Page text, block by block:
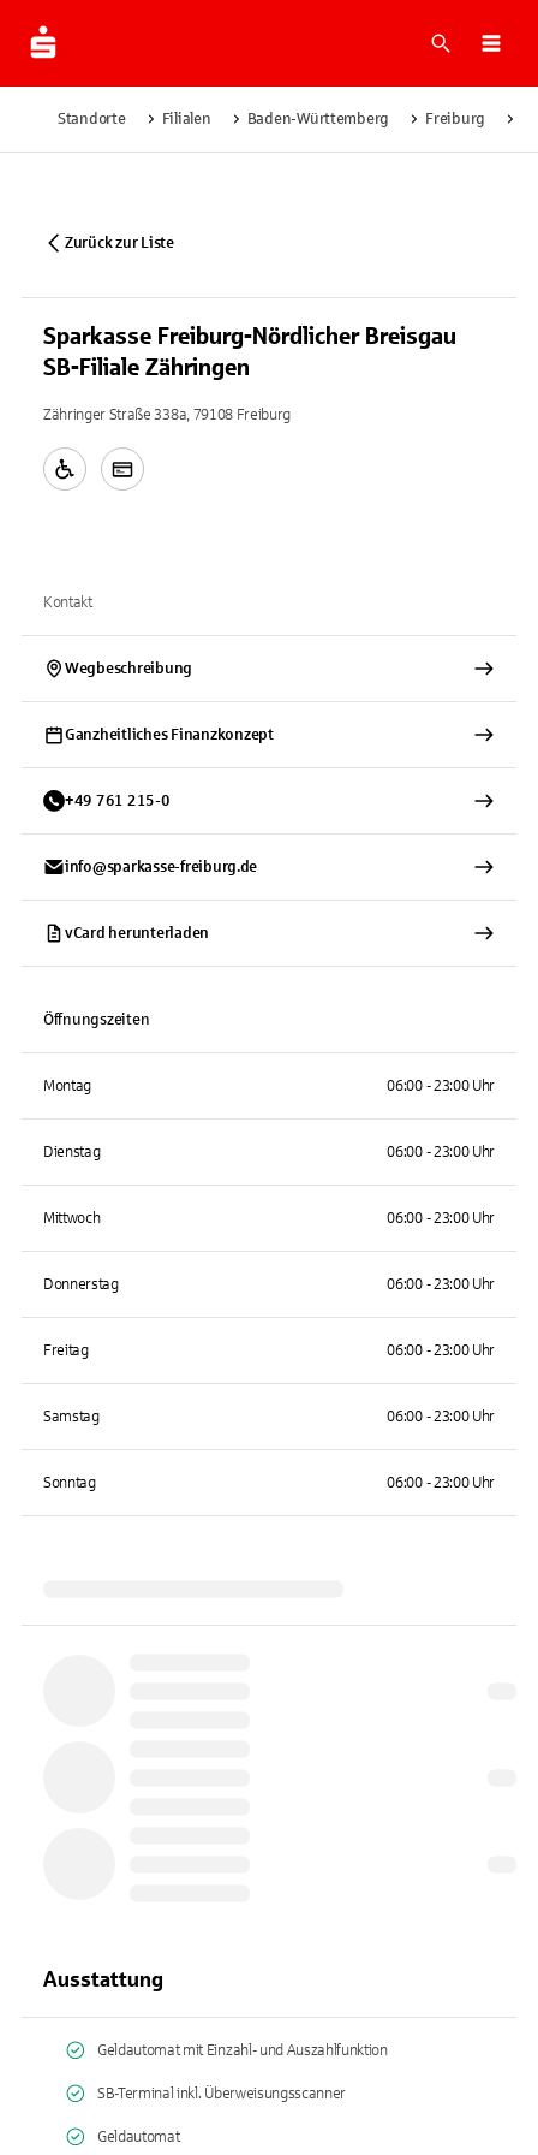
Suche
Standorte Filialen Baden-Württemberg Freiburg
Zurück zur Liste
Sparkasse Freiburg-Nördlicher Breisgau
SB-Filiale Zähringen
Zähringer Straße 338a, 79108 Freiburg
Kontakt
Wegbeschreibung
Ganzheitliches Finanzkonzept
+49 761 215-0
info@sparkasse-freiburg.de
vCard herunterladen
Öffnungszeiten
Montag 06:00 - 23:00 Uhr
Dienstag 06:00 - 23:00 Uhr
Mittwoch 06:00 - 23:00 Uhr
Donnerstag 06:00 - 23:00 Uhr
Freitag 06:00 - 23:00 Uhr
Samstag 06:00 - 23:00 Uhr
Sonntag 06:00 - 23:00 Uhr
Ausstattung
Geldautomat mit Einzahl- und Auszahlfunktion
SB-Terminal inkl. Überweisungsscanner
Geldautomat